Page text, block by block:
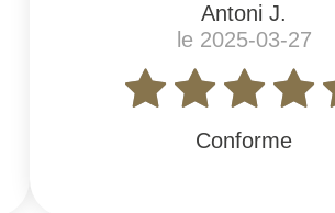
Antoni J.
le 2025-03-27
Conforme